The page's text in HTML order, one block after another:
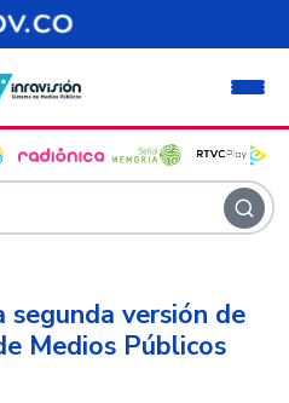
versión de
Medios Públicos